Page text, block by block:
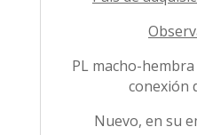
PL macho-
conexión
Nuevo, en su